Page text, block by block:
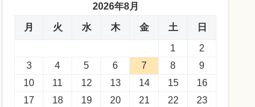
2026年8月
月 火 水 木 金 土 日
1
2
3
4 5 6 7 8
9
10
11 12 13 14 15
16
17
18 19 20 21 22
23